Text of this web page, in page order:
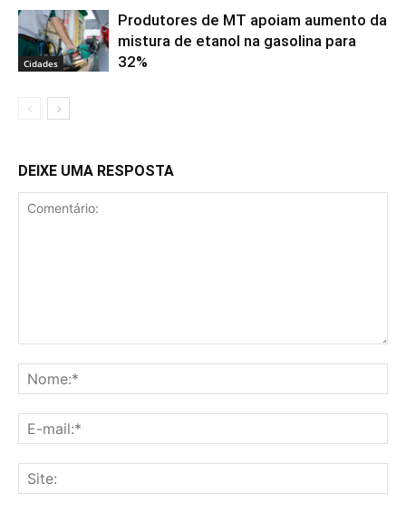
Cidades
Produtores de MT apoiam aumento da
mistura de etanol na gasolina para
32%
DEIXE UMA RESPOSTA